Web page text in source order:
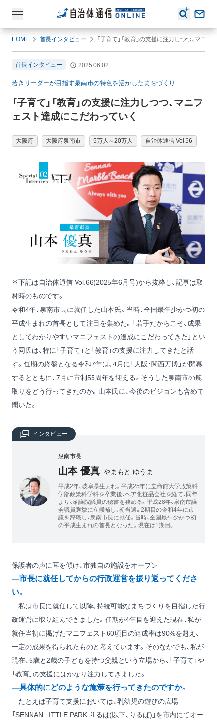
HOME 首長インタビュー 「子育て」「教育」の支援に注力しつつ、マニフェスト達成にこだわっていく
首長インタビュー 2025.06.02
若きリーダーが目指す泉南市の特色を活かしたまちづくり
「子育て」「教育」の支援に注力しつつ、マニフ
ェスト達成にこだわっていく
大阪府 大阪府泉南市 5万人～20万人 自治体通信 Vol.66
※下記は自治体通信 Vol.66(2025年6月号)から抜粋し、記事は取
材時のものです。
令和4年、泉南市長に就任した山本氏。当時、全国最年少かつ初の
平成生まれの首長として注目を集めた。「若手だからこそ、成果
としてわかりやすいマニフェストの達成にこだわってきた」とい
う同氏は、特に「子育て」と「教育」の支援に注力してきたと話
す。任期の終盤となる令和7年は、4月に「大阪・関西万博」が開幕
するとともに、7月に市制55周年を迎える。そうした泉南市の舵
取りをどう行ってきたのか。山本氏に、今後のビジョンも含めて
聞いた。
インタビュー
泉南市長
山本 優真 やまもと ゆうま
平成2年、岐阜県生まれ。平成25年に立命館大学政策科
学部政策科学科を卒業後、ヘア化粧品会社を経て、同年
より、衆議院議員の秘書を務める。平成28年、泉南市議
会議員選挙に立候補し、初当選。2期目の令和4年に市
議を辞職し、泉南市長に就任。当時、全国最年少かつ初
の平成生まれの首長となった。現在は1期目。
保護者の声に耳を傾け、市独自の施設をオープン
―市長に就任してからの行政運営を振り返ってくださ
い。
私は市長に就任して以降、持続可能なまちづくりを目指した行
政運営に取り組んできました。任期が4年目を迎えた現在、私が
就任当初に掲げたマニフェスト60項目の達成率は90%を超え、
一定の成果を得られたものと考えています。そのなかでも、私が
現在、5歳と2歳の子どもを持つ父親という立場から、「子育て」や
「教育」の支援にはかなり注力してきました。
―具体的にどのような施策を行ってきたのですか。
たとえば子育て支援においては、乳幼児の遊びの広場
「SENNAN LITTLE PARK りるぱ(以下、りるぱ)」を市内にてオー